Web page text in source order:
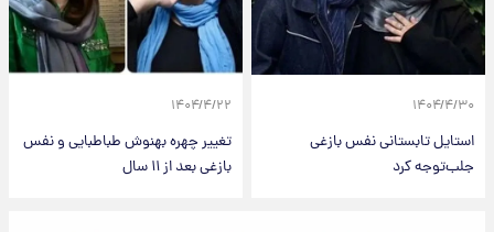
۱۴۰۴/۴/۳۰
استایل تابستانی نفس بازغی
جلب‌توجه کرد
۱۴۰۴/۴/۲۲
تغییر چهره بهنوش طباطبایی و نفس
بازغی بعد از ۱۱ سال